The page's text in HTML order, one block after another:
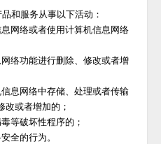
和服务从事以下活动：
网络或者使用计算机信息网络
络功能进行删除、修改或者增
息网络中存储、处理或者传输
改或者增加的；
等破坏性程序的；
全的行为。